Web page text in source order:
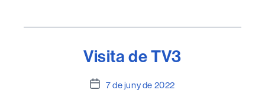
Visita de TV3
Data7 de juny de 2022